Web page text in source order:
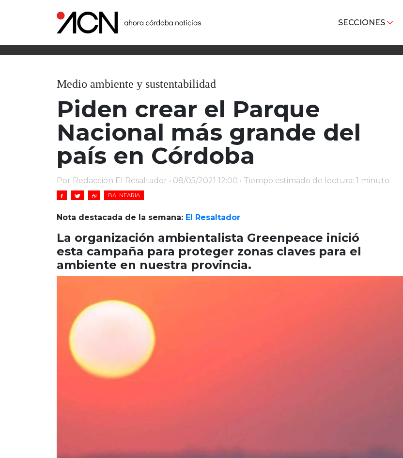
SECCIONES
Medio ambiente y sustentabilidad
Piden crear el Parque
Nacional más grande del
país en Córdoba
Por Redacción El Resaltador • 08/05/2021 12:00 • Tiempo estimado de lectura: 1 minuto
BALNEARIA
Nota destacada de la semana: El Resaltador
La organización ambientalista Greenpeace inició
esta campaña para proteger zonas claves para el
ambiente en nuestra provincia.